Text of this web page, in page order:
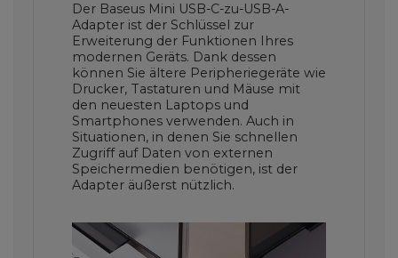
Der Baseus Mini USB-C-zu-USB-A-
Adapter ist der Schlüssel zur
Erweiterung der Funktionen Ihres
modernen Geräts. Dank dessen
können Sie ältere Peripheriegeräte wie
Drucker, Tastaturen und Mäuse mit
den neuesten Laptops und
Smartphones verwenden. Auch in
Situationen, in denen Sie schnellen
Zugriff auf Daten von externen
Speichermedien benötigen, ist der
Adapter äußerst nützlich.